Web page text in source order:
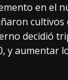
en el
cultivos
decidió
y aumentar